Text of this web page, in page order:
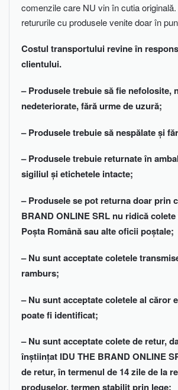
comenzile care NU vin în cutia
retururile cu produsele venite doar în
Costul transportului revine în
clientului.
– Produsele trebuie să fie nefolosite,
nedeteriorate, fără urme de uzură;
– Produsele trebuie să nespălate și
– Produsele trebuie returnate în
sigiliul și etichetele intacte;
– Produsele se pot returna doar prin
BRAND ONLINE SRL nu ridică
Poșta Română sau alte oficii poștale;
– Nu sunt acceptate coletele
ramburs;
– Nu sunt acceptate coletele al căror
poate fi identificat;
– Nu sunt acceptate colete de retur,
înștiințat IDU THE BRAND ONLINE
de retur, în termenul de 14 zile de la
produselor, termen stabilit prin lege;